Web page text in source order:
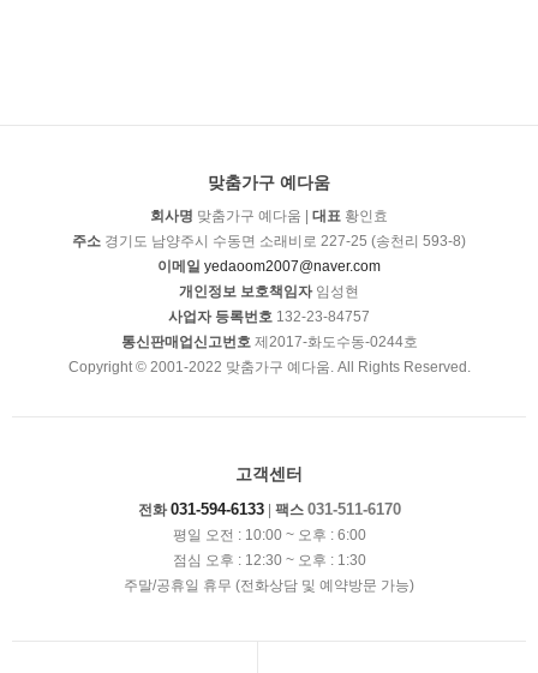
맞춤가구 예다움
회사명 맞춤가구 예다움 | 대표 황인효
주소 경기도 남양주시 수동면 소래비로 227-25 (송천리 593-8)
이메일 yedaoom2007@naver.com
개인정보 보호책임자임성현
사업자 등록번호 132-23-84757
통신판매업신고번호제2017-화도수동-0244호
Copyright © 2001-2022 맞춤가구 예다움. All Rights Reserved.
고객센터
전화 031-594-6133| 팩스 031-511-6170
평일 오전 : 10:00 ~ 오후 : 6:00
점심 오후 : 12:30 ~ 오후 : 1:30
주말/공휴일 휴무 (전화상담 및 예약방문 가능)